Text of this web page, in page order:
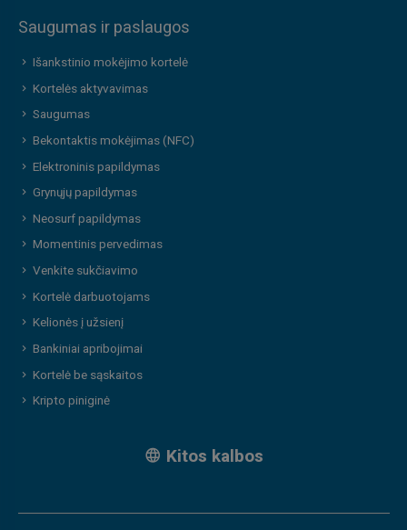
Saugumas ir paslaugos
Išankstinio mokėjimo kortelė
Kortelės aktyvavimas
Saugumas
Bekontaktis mokėjimas (NFC)
Elektroninis papildymas
Grynųjų papildymas
Neosurf papildymas
Momentinis pervedimas
Venkite sukčiavimo
Kortelė darbuotojams
Kelionės į užsienį
Bankiniai apribojimai
Kortelė be sąskaitos
Kripto piniginė
Kitos kalbos